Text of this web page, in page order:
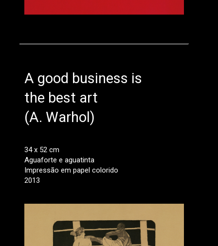
A good business is
the best art
(A. Warhol)
34 x 52 cm
Aguaforte e aguatinta
Impressão em papel colorido
2013